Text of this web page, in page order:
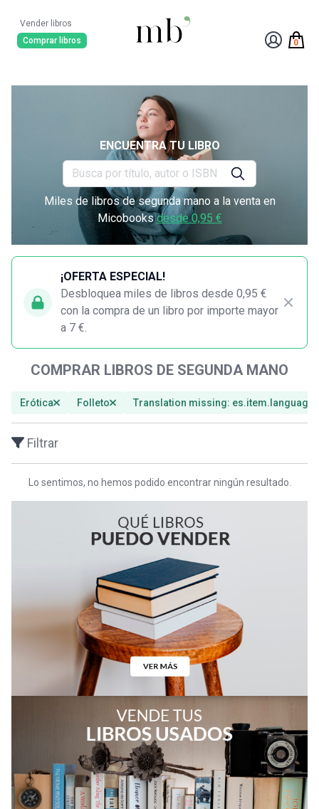
Vender libros
Comprar libros
0
ENCUENTRA TU LIBRO
Miles de libros de segunda mano a la venta en
Micobooksdesde 0,95 €
¡OFERTA ESPECIAL!
Desbloquea miles de libros desde 0,95 €
con la compra de un libro por importe mayor
a 7 €.
COMPRAR LIBROS DE SEGUNDA MANO
Erótica Folleto Translation missing:
Filtrar
Lo sentimos, no hemos podido encontrar ningún resultado.